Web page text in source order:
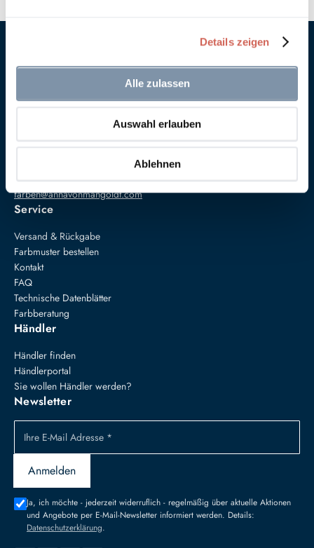
Details zeigen
Alle zulassen
Auswahl erlauben
Ablehnen
Anna von Mangoldt GmbH & Co. KG
Speckgraben 19
+49 5274 3062200
farben@annavonmangoldt.com
Service
Versand & Rückgabe
Farbmuster bestellen
Kontakt
FAQ
Technische Datenblätter
Farbberatung
Händler
Händler finden
Händlerportal
Sie wollen Händler werden?
Newsletter
Ihre E-Mail Adresse *
Anmelden
Ja, ich möchte - jederzeit widerruflich - regelmäßig über aktuelle Aktionen
und Angebote per E-Mail-Newsletter informiert werden. Details:
Datenschutzerklärung.